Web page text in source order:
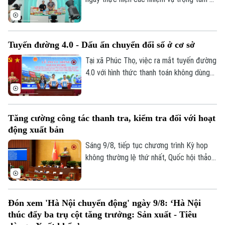
cận thị trường.
Tuyến đường 4.0 - Dấu ấn chuyển đổi số ở cơ sở
Tại xã Phúc Thọ, việc ra mắt tuyến đường
4.0 với hình thức thanh toán không dùng
ngay từ cơ sở.
Tăng cường công tác thanh tra, kiểm tra đối với hoạt
động xuất bản
Sáng 9/8, tiếp tục chương trình Kỳ họp
không thường lệ thứ nhất, Quốc hội thảo
Đón xem 'Hà Nội chuyển động' ngày 9/8: ‘Hà Nội
thúc đẩy ba trụ cột tăng trưởng: Sản xuất - Tiêu